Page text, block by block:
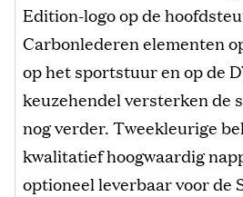
Edition-logo op de
Carbonlederen elementen
op het sportstuur en op de
keuzehendel versterken de
nog verder. Tweekleurige
kwalitatief hoogwaardig
optioneel leverbaar voor de